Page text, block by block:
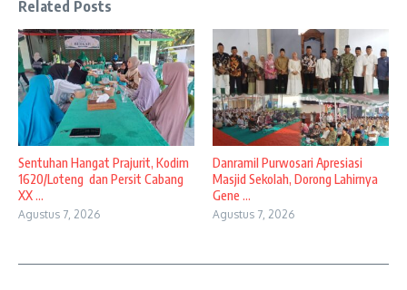
Related Posts
Sentuhan Hangat Prajurit, Kodim
1620/Loteng dan Persit Cabang
XX ...
Agustus 7, 2026
Danramil Purwosari Apresiasi
Masjid Sekolah, Dorong Lahirnya
Gene ...
Agustus 7, 2026